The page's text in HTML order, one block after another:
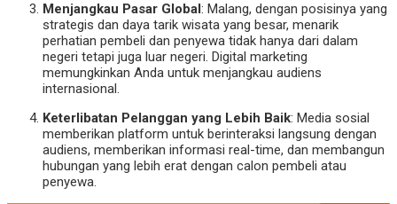
Menjangkau Pasar Global : Malang, dengan posisinya yang
strategis dan daya tarik wisata yang besar, menarik
perhatian pembeli dan penyewa tidak hanya dari dalam
negeri tetapi juga luar negeri. Digital marketing
memungkinkan Anda untuk menjangkau audiens
internasional.
Keterlibatan Pelanggan yang Lebih Baik: Media sosial
memberikan platform untuk berinteraksi langsung dengan
audiens, memberikan informasi real-time, dan membangun
hubungan yang lebih erat dengan calon pembeli atau
penyewa.